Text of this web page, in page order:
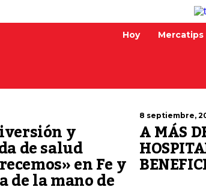
Hoy Mercatips
y
de salud
en Fe y
de la mano de
8 septiembre,
A MÁS